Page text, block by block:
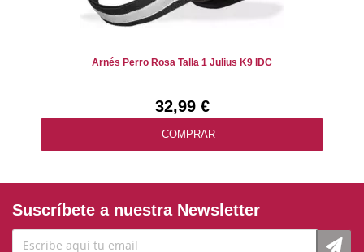
Arnés Perro Rosa Talla 1 Julius K9 IDC
32,99 €
COMPRAR
Suscríbete a nuestra Newsletter